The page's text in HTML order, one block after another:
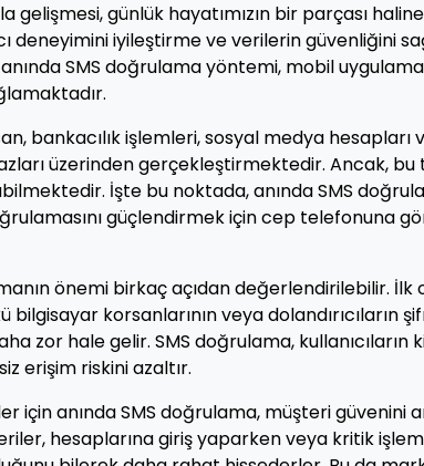
gelişmesi, günlük hayatımızın bir parçası
deneyimini iyileştirme ve verilerin güvenliğini
SMS doğrulama yöntemi, mobil
bankacılık işlemleri, sosyal medya hesapları
üzerinden gerçekleştirmektedir. Ancak, bu
İşte bu noktada, anında SMS
güçlendirmek için cep telefonuna
önemi birkaç açıdan değerlendirilebilir. İlk
bilgisayar korsanlarının veya dolandırıcıların
zor hale gelir. SMS doğrulama, kullanıcıların
erişim riskini azaltır.
için anında SMS doğrulama, müşteri güvenini
hesaplarına giriş yaparken veya kritik